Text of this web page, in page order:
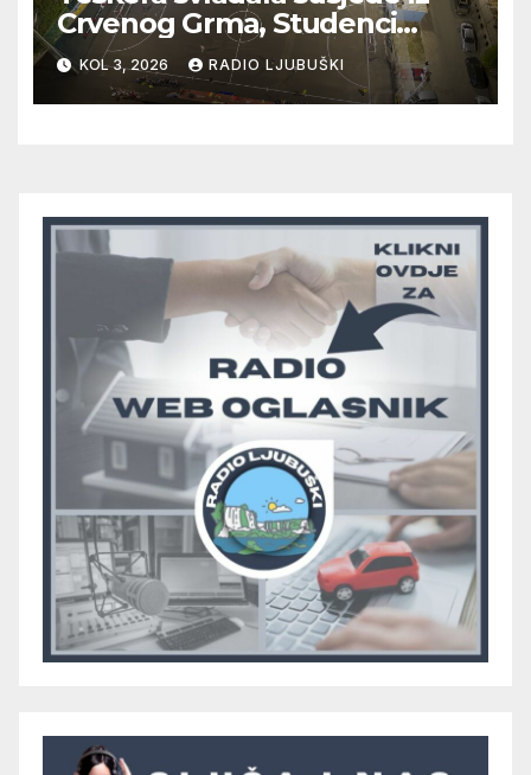
Crvenog Grma, Studenci
deklasirali Radišiće, večeras
na programu četiri nove
utakmice
KOL 3, 2026 RADIO LJUBUŠKI